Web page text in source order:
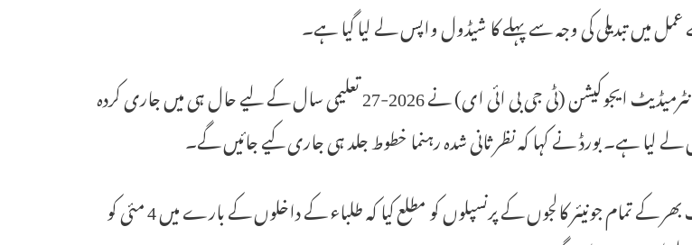
میں تبدیلی کی وجہ سے پہلے کا شیڈول واپس لے لیا گیا ہے۔
حیدرآباد: تلنگانہ بورڈ آف انٹرمیڈیٹ ایجوکیشن (ٹی جی بی ائی ای) نے 2026-27 تعلیمی سال کے لیے حال ہی میں جاری کردہ
لے لیا ہے۔ بورڈ نے کہا کہ نظر ثانی شدہ رہنما خطوط جلد ہی جاری کیے جائیں گے۔
5 مئی کو، بورڈ نے ریاست بھر کے تمام جونیئر کالجوں کے پرنسپلوں کو مطلع کیا کہ طلباء کے داخلوں کے بارے میں 4 مئی کو